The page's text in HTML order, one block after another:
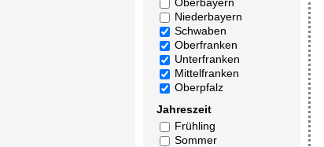
Niederbayern
Schwaben
Oberfranken
Unterfranken
Mittelfranken
Oberpfalz
Jahreszeit
Frühling
Sommer